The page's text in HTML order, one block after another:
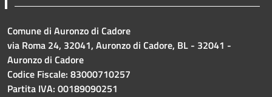
Comune di Auronzo di Cadore
via Roma 24, 32041, Auronzo di Cadore, BL - 32041 -
Auronzo di Cadore
Codice Fiscale: 83000710257
Partita IVA: 00189090251